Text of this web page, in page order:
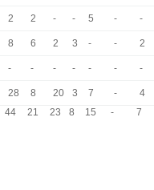
2 2 - - 5 - -
8 6 2 3 - - 2
- - - - - - -
28 8 20 3 7 -
4
44 21 23 8 15 - 7